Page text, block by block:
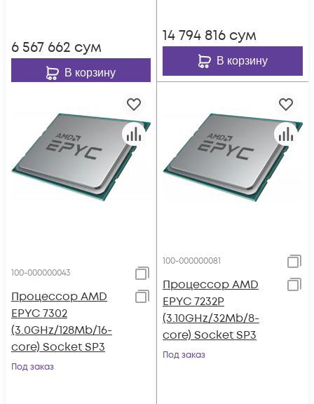
6 567 662 сум
В корзину
14 794 816 сум
В корзину
100-000000043
Процессор AMD
EPYC 7302
(3.0GHz/128Mb/16-
core) Socket SP3
Под заказ
100-000000081
Процессор AMD
EPYC 7232P
(3.10GHz/32Mb/8-
core) Socket SP3
Под заказ